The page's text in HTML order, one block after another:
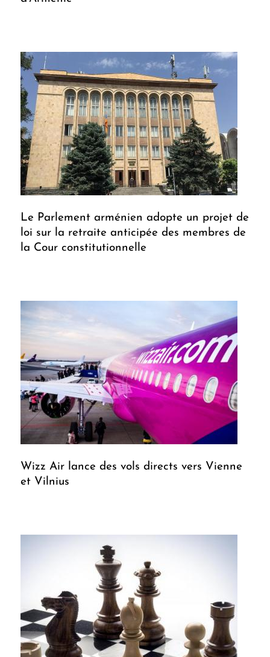
Le Parlement arménien adopte un projet de
loi sur la retraite anticipée des membres de
la Cour constitutionnelle
Wizz Air lance des vols directs vers Vienne
et Vilnius